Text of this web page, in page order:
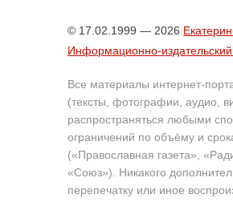
© 17.02.1999 — 2026
Информационно-
Все материалы интернет-
(тексты, фотографии, аудио,
распространяться любыми
ограничений по объёму и
(«Православная газета»,
«Союз»). Никакого
перепечатку или иное